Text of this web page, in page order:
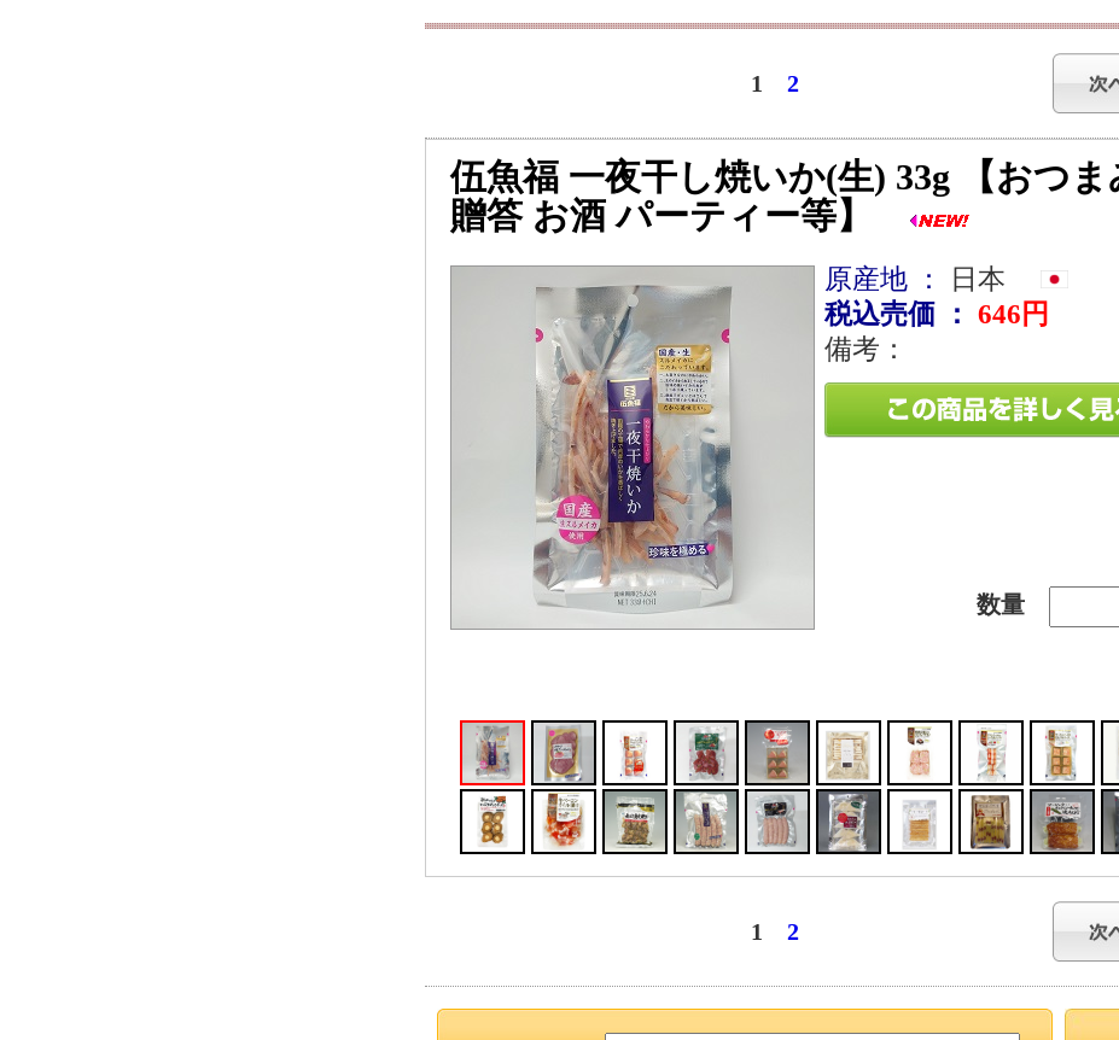
1 2
伍魚福 一夜干し焼いか(生) 33g 【おつま
贈答 お酒 パーティー等】
原産地 ：
日本
税込売価 ： 646円
備考：
数量
1 2